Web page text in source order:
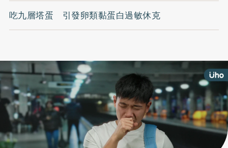
吃九層塔蛋 引發卵類黏蛋白過敏休克